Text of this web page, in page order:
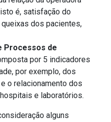
é, satisfação do
dos pacientes,
Processos de
por 5 indicadores
por exemplo, dos
o relacionamento dos
e laboratórios.
alguns